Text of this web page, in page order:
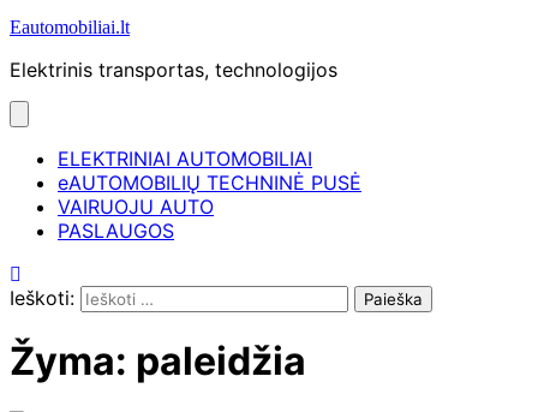
Eautomobiliai.lt
Elektrinis transportas, technologijos
ELEKTRINIAI AUTOMOBILIAI
eAUTOMOBILIŲ TECHNINĖ PUSĖ
VAIRUOJU AUTO
PASLAUGOS
Ieškoti:
Žyma: paleidžia